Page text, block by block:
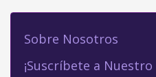
Sobre Nosotros
¡Suscríbete a